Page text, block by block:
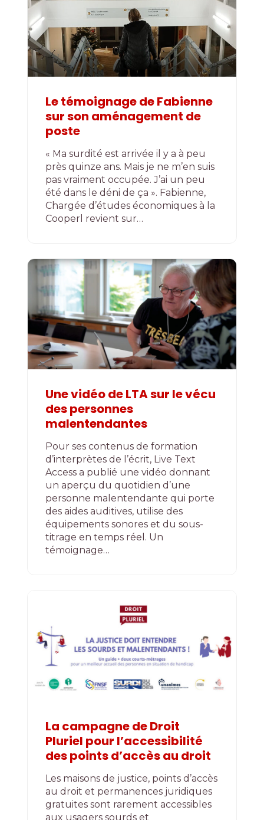
Le témoignage de Fabienne
sur son aménagement de
poste
« Ma surdité est arrivée il y a à peu
près quinze ans. Mais je ne m’en suis
pas vraiment occupée. J’ai un peu
été dans le déni de ça ». Fabienne,
Chargée d’études économiques à la
Cooperl revient sur…
Une vidéo de LTA sur le vécu
des personnes
malentendantes
Pour ses contenus de formation
d’interprètes de l’écrit, Live Text
Access a publié une vidéo donnant
un aperçu du quotidien d’une
personne malentendante qui porte
des aides auditives, utilise des
équipements sonores et du sous-
titrage en temps réel. Un
témoignage…
La campagne de Droit
Pluriel pour l’accessibilité
des points d’accès au droit
Les maisons de justice, points d’accès
au droit et permanences juridiques
gratuites sont rarement accessibles
aux usagers sourds et